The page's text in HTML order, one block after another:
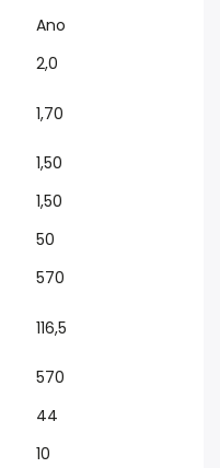
Ano
2,0
1,70
1,50
1,50
50
570
116,5
570
44
10